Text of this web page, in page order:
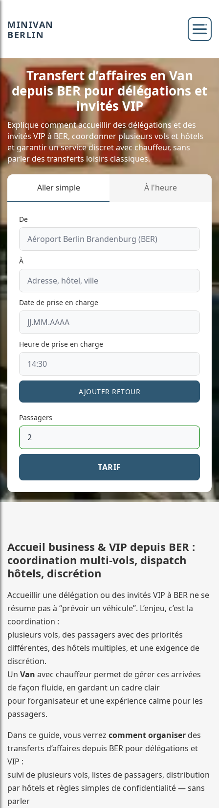
MINIVAN
BERLIN
Transfert d’affaires en Van
depuis BER pour délégations et
invités VIP
Explique comment accueillir des délégations et des
invités VIP à BER, coordonner plusieurs vols et hôtels
et garantir un service discret avec chauffeur, sans
parler des transferts loisirs classiques.
Aller simple À l'heure
De
À
Date de prise en charge
Heure de prise en charge
AJOUTER RETOUR
Passagers
TARIF
Accueil business & VIP depuis BER :
coordination multi-vols, dispatch
hôtels, discrétion
Accueillir une délégation ou des invités VIP à BER ne se
résume pas à “prévoir un véhicule”. L’enjeu, c’est la
coordination :
plusieurs vols, des passagers avec des priorités
différentes, des hôtels multiples, et une exigence de
discrétion.
Un Van avec chauffeur permet de gérer ces arrivées
de façon fluide, en gardant un cadre clair
pour l’organisateur et une expérience calme pour les
passagers.
Dans ce guide, vous verrez comment organiser des
transferts d’affaires depuis BER pour délégations et
VIP :
suivi de plusieurs vols, listes de passagers, distribution
par hôtels et règles simples de confidentialité — sans
parler